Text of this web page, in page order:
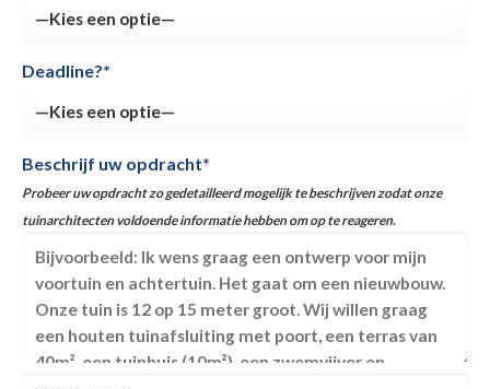
Deadline?*
Beschrijf uw opdracht*
Probeer uw opdracht zo gedetailleerd mogelijk te beschrijven zodat onze
tuinarchitecten voldoende informatie hebben om op te reageren.